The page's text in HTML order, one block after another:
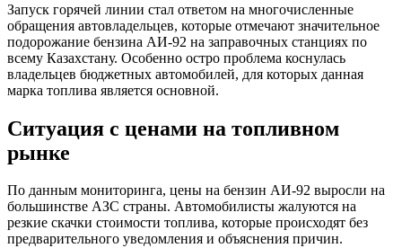
Запуск горячей линии стал ответом на многочисленные
обращения автовладельцев, которые отмечают значительное
подорожание бензина АИ-92 на заправочных станциях по
всему Казахстану. Особенно остро проблема коснулась
владельцев бюджетных автомобилей, для которых данная
марка топлива является основной.
Ситуация с ценами на топливном
рынке
По данным мониторинга, цены на бензин АИ-92 выросли на
большинстве АЗС страны. Автомобилисты жалуются на
резкие скачки стоимости топлива, которые происходят без
предварительного уведомления и объяснения причин.